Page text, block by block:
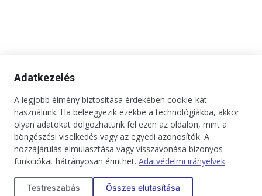
Kapcsolat Impresszum Médiaajánlat
Jogi tudnivalók
Adatkezelés
A legjobb élmény biztosítása érdekében cookie-kat
használunk. Ha beleegyezik ezekbe a technológiákba, akkor
olyan adatokat dolgozhatunk fel ezen az oldalon, mint a
böngészési viselkedés vagy az egyedi azonosítók. A
hozzájárulás elmulasztása vagy visszavonása bizonyos
funkciókat hátrányosan érinthet. Adatvédelmi irányelvek
Testreszabás Összes elutasítása